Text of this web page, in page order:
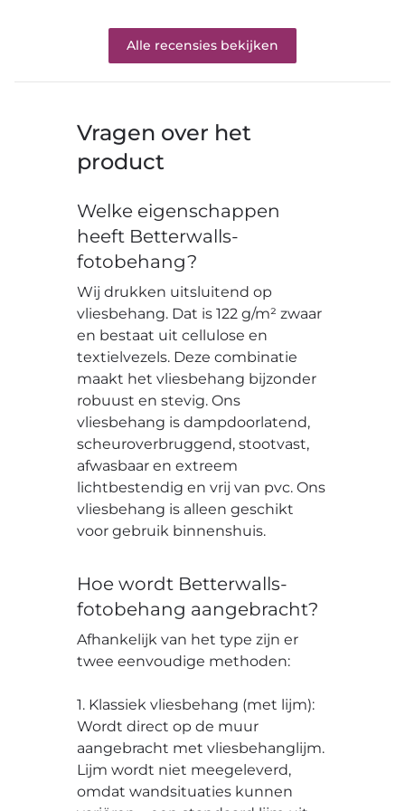
Alle recensies bekijken
Vragen over het
product
Welke eigenschappen
heeft Betterwalls-
fotobehang?
Wij drukken uitsluitend op
vliesbehang. Dat is 122 g/m² zwaar
en bestaat uit cellulose en
textielvezels. Deze combinatie
maakt het vliesbehang bijzonder
robuust en stevig. Ons
vliesbehang is dampdoorlatend,
scheuroverbruggend, stootvast,
afwasbaar en extreem
lichtbestendig en vrij van pvc. Ons
vliesbehang is alleen geschikt
voor gebruik binnenshuis.
Hoe wordt Betterwalls-
fotobehang aangebracht?
Afhankelijk van het type zijn er
twee eenvoudige methoden:
1. Klassiek vliesbehang (met lijm):
Wordt direct op de muur
aangebracht met vliesbehanglijm.
Lijm wordt niet meegeleverd,
omdat wandsituaties kunnen